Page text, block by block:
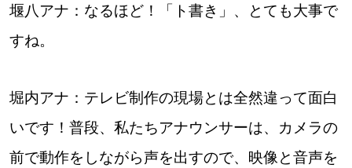
堰八アナ：なるほど！「ト書き」、とても大事で
すね。
堀内アナ：テレビ制作の現場とは全然違って面白
いです！普段、私たちアナウンサーは、カメラの
前で動作をしながら声を出すので、映像と音声を